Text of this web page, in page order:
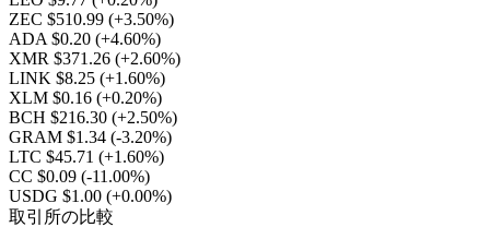
ZEC $510.99 (+3.50%)
ADA $0.20 (+4.60%)
XMR $371.26 (+2.60%)
LINK $8.25 (+1.60%)
XLM $0.16 (+0.20%)
BCH $216.30 (+2.50%)
GRAM $1.34 (-3.20%)
LTC $45.71 (+1.60%)
CC $0.09 (-11.00%)
USDG $1.00 (+0.00%)
取引所の比較